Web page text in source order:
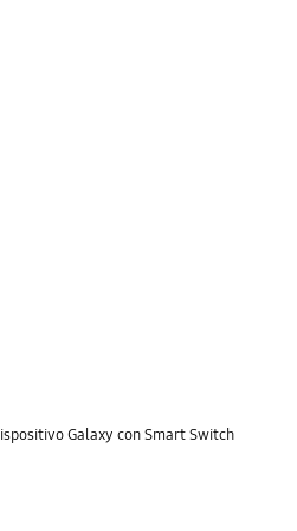
Galaxy con Smart Switch